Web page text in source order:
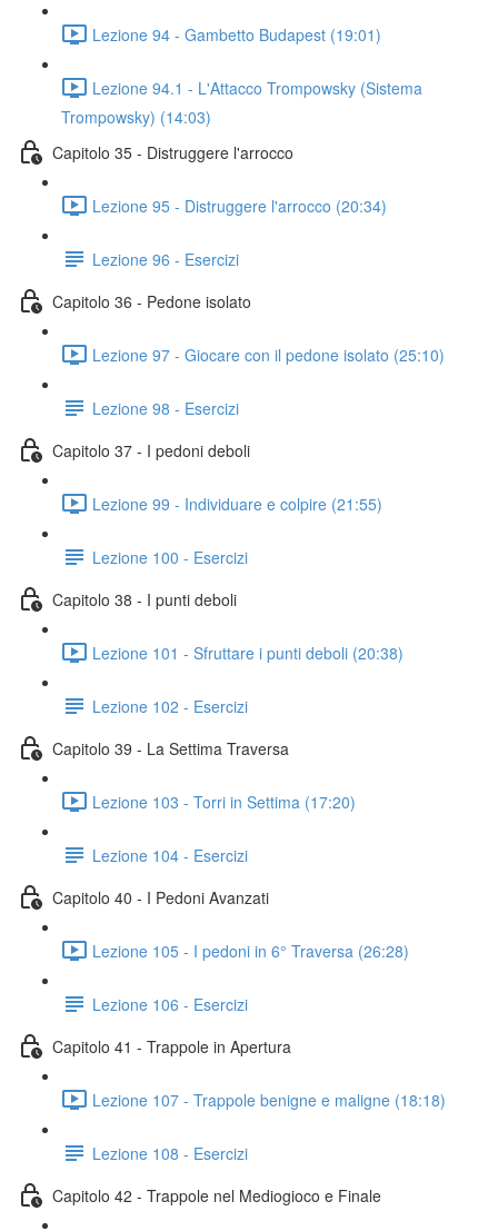
Lezione 94 - Gambetto Budapest (19:01)
Lezione 94.1 - L'Attacco Trompowsky (Sistema
Trompowsky) (14:03)
Capitolo 35 - Distruggere l'arrocco
Lezione 95 - Distruggere l'arrocco (20:34)
Lezione 96 - Esercizi
Capitolo 36 - Pedone isolato
Lezione 97 - Giocare con il pedone isolato (25:10)
Lezione 98 - Esercizi
Capitolo 37 - I pedoni deboli
Lezione 99 - Individuare e colpire (21:55)
Lezione 100 - Esercizi
Capitolo 38 - I punti deboli
Lezione 101 - Sfruttare i punti deboli (20:38)
Lezione 102 - Esercizi
Capitolo 39 - La Settima Traversa
Lezione 103 - Torri in Settima (17:20)
Lezione 104 - Esercizi
Capitolo 40 - I Pedoni Avanzati
Lezione 105 - I pedoni in 6° Traversa (26:28)
Lezione 106 - Esercizi
Capitolo 41 - Trappole in Apertura
Lezione 107 - Trappole benigne e maligne (18:18)
Lezione 108 - Esercizi
Capitolo 42 - Trappole nel Mediogioco e Finale